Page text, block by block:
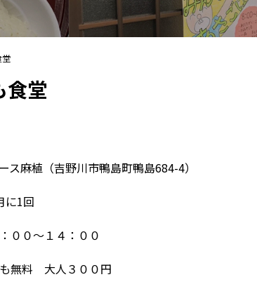
堂
食堂
ス麻植（吉野川市鴨島町鴨島684-4）
に1回
００～１４：００
無料 大人３００円